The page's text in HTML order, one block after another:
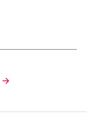
VIC
→